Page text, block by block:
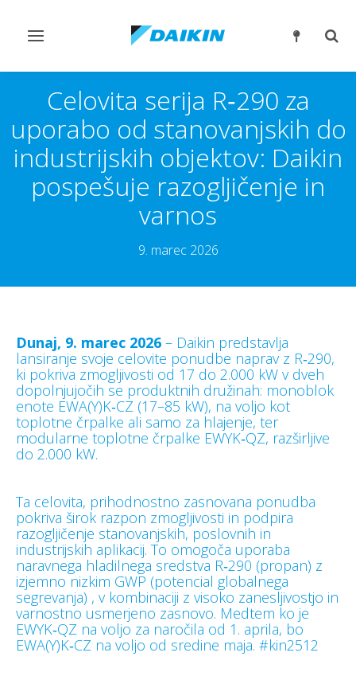
Preklop
Celovita serija R‑290 za
uporabo od stanovanjskih do
industrijskih objektov: Daikin
pospešuje razogljičenje in
varnos
9. marec 2026
Dunaj, 9. marec 2026 – Daikin predstavlja
lansiranje svoje celovite ponudbe naprav z R‑290,
ki pokriva zmogljivosti od 17 do 2.000 kW v dveh
dopolnjujočih se produktnih družinah: monoblok
enote EWA(Y)K‑CZ (17–85 kW), na voljo kot
toplotne črpalke ali samo za hlajenje, ter
modularne toplotne črpalke EWYK‑QZ, razširljive
do 2.000 kW.
Ta celovita, prihodnostno zasnovana ponudba
pokriva širok razpon zmogljivosti in podpira
razogljičenje stanovanjskih, poslovnih in
industrijskih aplikacij. To omogoča uporaba
naravnega hladilnega sredstva R‑290 (propan) z
izjemno nizkim GWP (potencial globalnega
segrevanja) , v kombinaciji z visoko zanesljivostjo in
varnostno usmerjeno zasnovo. Medtem ko je
EWYK‑QZ na voljo za naročila od 1. aprila, bo
EWA(Y)K‑CZ na voljo od sredine maja. #kin2512